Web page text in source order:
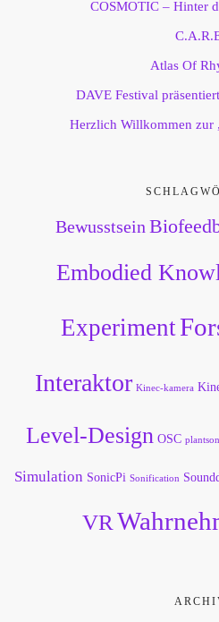
COSMOTIC – Hinter
Atlas Of
DAVE Festival
Herzlich Willkommen zur
Bewusstsein
Embodied
Experiment
Interaktor Kinec-kamera
Level-Design OSC
Simulation SonicPi Sonification
VR